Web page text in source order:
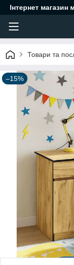
Інтернет
Товари та
–15%